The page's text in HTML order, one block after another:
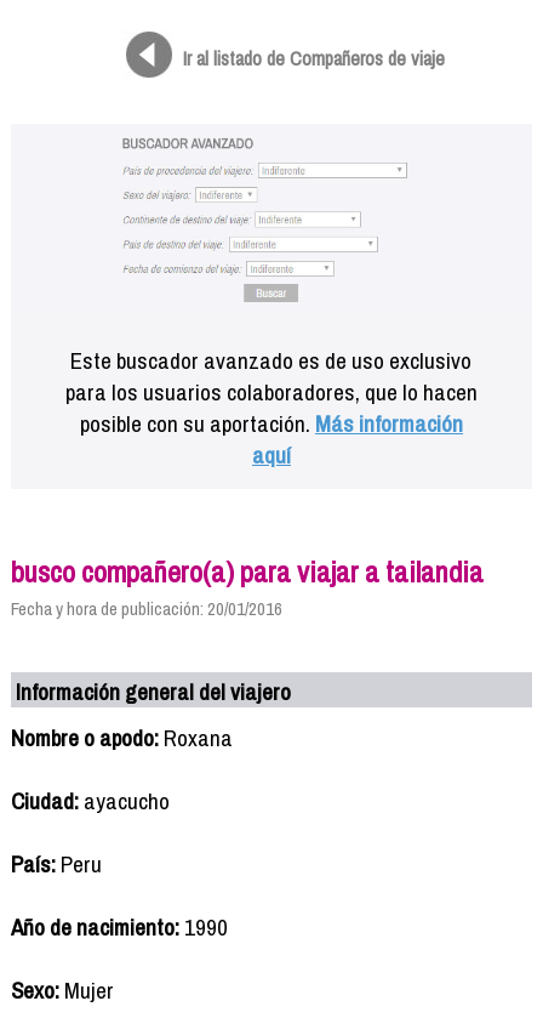
Ir al listado de Compañeros de viaje
Este buscador avanzado es de uso exclusivo
para los usuarios colaboradores, que lo hacen
posible con su aportación. Más información
aquí
busco compañero(a) para viajar a tailandia
Fecha y hora de publicación: 20/01/2016
Información general del viajero
Nombre o apodo:Roxana
Ciudad:ayacucho
País:Peru
Año de nacimiento:1990
Sexo:Mujer